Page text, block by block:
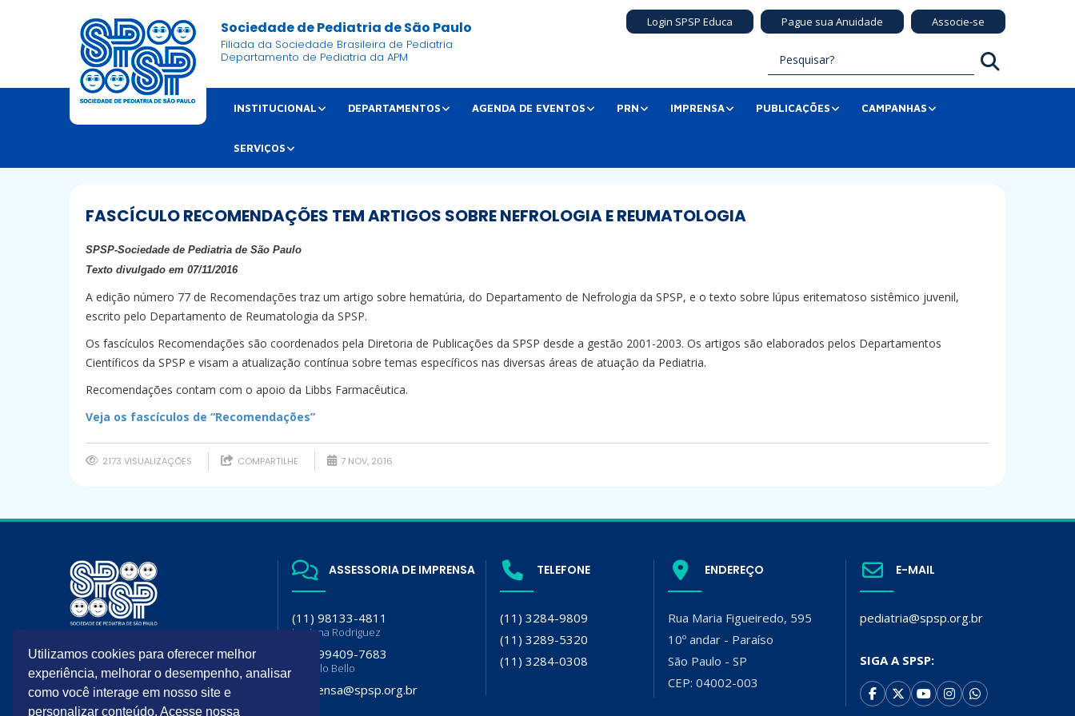
Sociedade de Pediatria de São Paulo
Filiada da Sociedade Brasileira de Pediatria
Departamento de Pediatria da APM
Login SPSP Educa Pague sua Anuidade Associe-se
INSTITUCIONAL DEPARTAMENTOS AGENDA DE EVENTOS PRN IMPRENSA PUBLICAÇÕES CAMPANHAS
SERVIÇOS
FASCÍCULO RECOMENDAÇÕES TEM ARTIGOS SOBRE NEFROLOGIA E REUMATOLOGIA
SPSP-Sociedade de Pediatria de São Paulo
Texto divulgado em 07/11/2016
A edição número 77 de Recomendações traz um artigo sobre hematúria, do Departamento de Nefrologia da SPSP, e o texto sobre lúpus eritematoso sistêmico juvenil,
escrito pelo Departamento de Reumatologia da SPSP.
Os fascículos Recomendações são coordenados pela Diretoria de Publicações da SPSP desde a gestão 2001-2003. Os artigos são elaborados pelos Departamentos
Científicos da SPSP e visam a atualização contínua sobre temas específicos nas diversas áreas de atuação da Pediatria.
Recomendações contam com o apoio da Libbs Farmacêutica.
Veja os fascículos de “Recomendações”
2173 VISUALIZAÇÕES COMPARTILHE 7 NOV, 2016
Brasileira de Pediatria (SBP) e
Departamento de Pediatria da
Associação Paulista de Medicina
(APM)
ASSESSORIA DE IMPRENSA
(11) 98133-4811
Luciana Rodriguez
(11) 99409-7683
Flavia lo Bello
imprensa@spsp.org.br
TELEFONE
(11) 3284-9809
(11) 3289-5320
(11) 3284-0308
ENDEREÇO
Rua Maria Figueiredo, 595
10º andar - Paraíso
São Paulo - SP
CEP: 04002-003
E-MAIL
pediatria@spsp.org.br
SIGA A SPSP:
Utilizamos cookies para oferecer melhor
experiência, melhorar o desempenho, analisar
como você interage em nosso site e
personalizar conteúdo. Acesse nossa